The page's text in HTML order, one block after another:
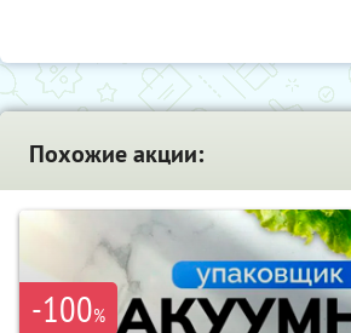
Похожие акции:
-100%